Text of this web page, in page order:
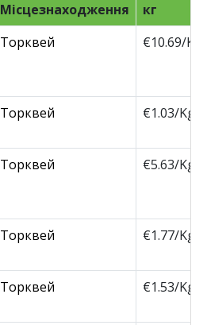
Місцезнаходження
кг
Торквей €10.69/Kg
Торквей €1.03/Kg
Торквей €5.63/Kg
Торквей €1.77/Kg
Торквей €1.53/Kg